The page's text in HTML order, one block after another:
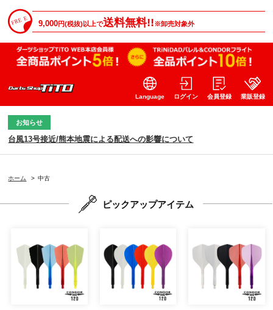
9,000円(税抜)以上で送料無料!!※卸売対象外
Language ログイン 会員登録 業販登録
お知らせ
台風13号接近/熊本地震による配送への影響について
ホーム > 中古
ピックアップアイテム